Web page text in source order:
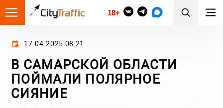
18+
17.04.2025 08:21
В САМАРСКОЙ ОБЛАСТИ
ПОЙМАЛИ ПОЛЯРНОЕ
СИЯНИЕ